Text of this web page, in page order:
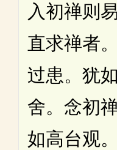
入初禅则
直求禅者
过患。犹
舍。念初
如高台观